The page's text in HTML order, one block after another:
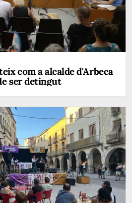
com a alcalde d'Arbeca
ser detingut